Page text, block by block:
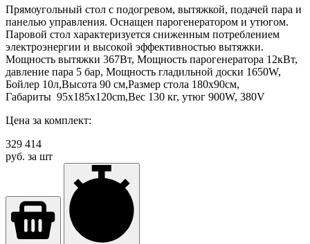
Прямоугольный стол с подогревом, вытяжкой, подачей пара и
панелью управления. Оснащен парогенератором и утюгом.
Паровой стол характеризуется сниженным потреблением
электроэнергии и высокой эффективностью вытяжки.
Мощность вытяжки 367Вт, Мощность парогенератора 12кВт,
давление пара 5 бар, Мощность гладильной доски 1650W,
Бойлер 10л,Высота 90 см,Размер стола 180х90см,
Габариты 95x185x120cm,Вес 130 кг, утюг 900W, 380V
Цена за комплект:
329 414
руб. за шт